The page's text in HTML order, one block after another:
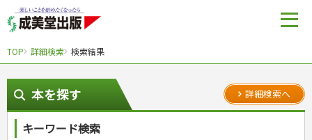
TOP 詳細検索 検索結果
本を探す 詳細検索へ
キーワード検索